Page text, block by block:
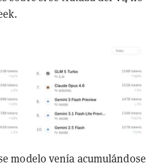
modelo venía acumulándose